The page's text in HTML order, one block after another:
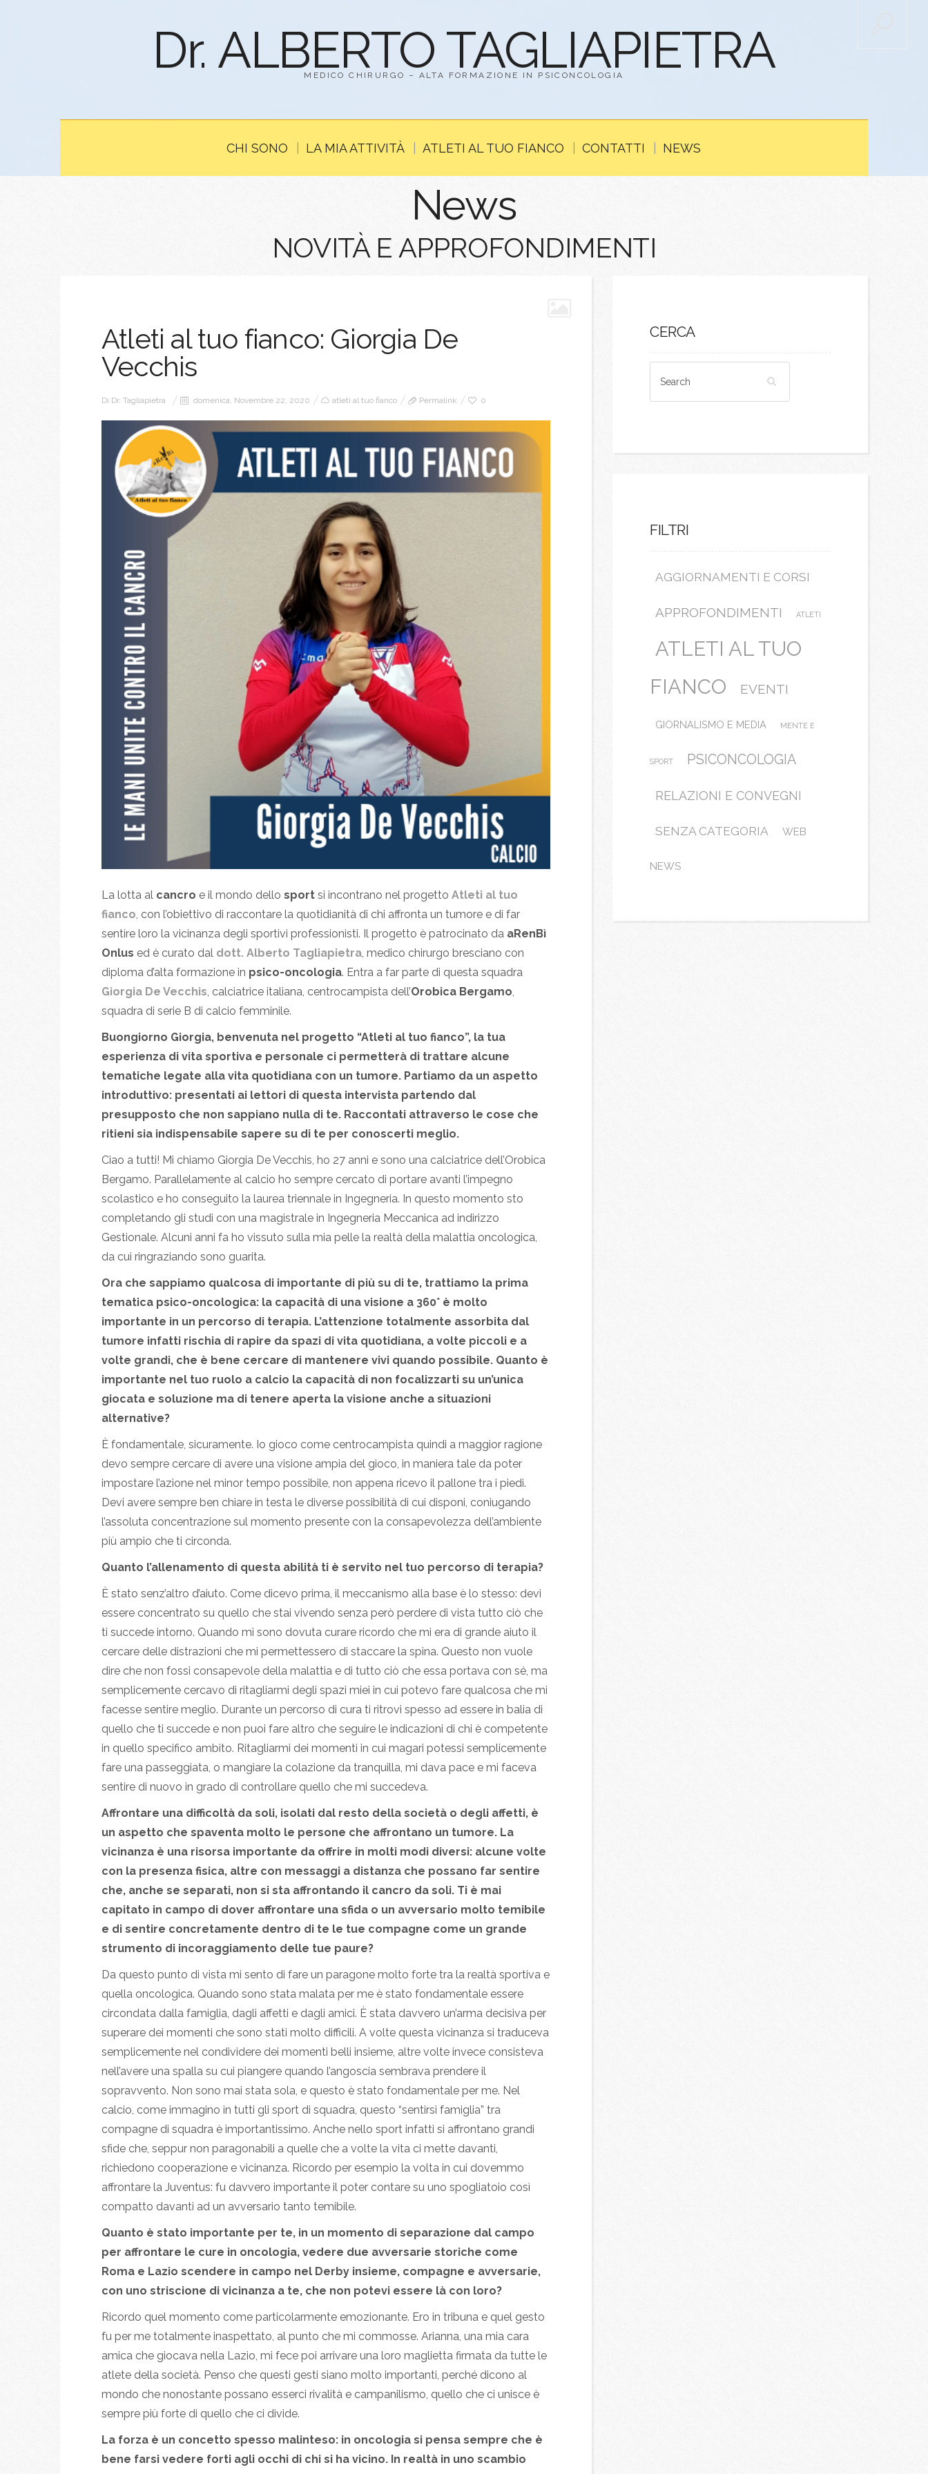
Dr. ALBERTO TAGLIAPIETRA
MEDICO CHIRURGO – ALTA FORMAZIONE IN PSICONCOLOGIA
CHI SONO LA MIA ATTIVITÀ ATLETI AL TUO FIANCO CONTATTI NEWS
News
NOVITÀ E APPROFONDIMENTI
Atleti al tuo fianco: Giorgia De
Vecchis
Di Dr. Tagliapietra domenica, Novembre 22, 2020 atleti al tuo fianco Permalink 0
La lotta al cancro e il mondo dello sport si incontrano nel progetto Atleti al tuo
fianco, con l’obiettivo di raccontare la quotidianità di chi affronta un tumore e di far
sentire loro la vicinanza degli sportivi professionisti. Il progetto è patrocinato da aRenBì
Onlus ed è curato dal dott. Alberto Tagliapietra, medico chirurgo bresciano con
diploma d’alta formazione in psico-oncologia. Entra a far parte di questa squadra
Giorgia De Vecchis, calciatrice italiana, centrocampista dell’Orobica Bergamo,
squadra di serie B di calcio femminile.
Buongiorno Giorgia, benvenuta nel progetto “Atleti al tuo fianco”, la tua
esperienza di vita sportiva e personale ci permetterà di trattare alcune
tematiche legate alla vita quotidiana con un tumore. Partiamo da un aspetto
introduttivo: presentati ai lettori di questa intervista partendo dal
presupposto che non sappiano nulla di te. Raccontati attraverso le cose che
ritieni sia indispensabile sapere su di te per conoscerti meglio.
Ciao a tutti! Mi chiamo Giorgia De Vecchis, ho 27 anni e sono una calciatrice dell’Orobica
Bergamo. Parallelamente al calcio ho sempre cercato di portare avanti l’impegno
scolastico e ho conseguito la laurea triennale in Ingegneria. In questo momento sto
completando gli studi con una magistrale in Ingegneria Meccanica ad indirizzo
Gestionale. Alcuni anni fa ho vissuto sulla mia pelle la realtà della malattia oncologica,
da cui ringraziando sono guarita.
Ora che sappiamo qualcosa di importante di più su di te, trattiamo la prima
tematica psico-oncologica: la capacità di una visione a 360° è molto
importante in un percorso di terapia. L’attenzione totalmente assorbita dal
tumore infatti rischia di rapire da spazi di vita quotidiana, a volte piccoli e a
volte grandi, che è bene cercare di mantenere vivi quando possibile. Quanto è
importante nel tuo ruolo a calcio la capacità di non focalizzarti su un’unica
giocata e soluzione ma di tenere aperta la visione anche a situazioni
alternative?
È fondamentale, sicuramente. Io gioco come centrocampista quindi a maggior ragione
devo sempre cercare di avere una visione ampia del gioco, in maniera tale da poter
impostare l’azione nel minor tempo possibile, non appena ricevo il pallone tra i piedi.
Devi avere sempre ben chiare in testa le diverse possibilità di cui disponi, coniugando
l’assoluta concentrazione sul momento presente con la consapevolezza dell’ambiente
più ampio che ti circonda.
Quanto l’allenamento di questa abilità ti è servito nel tuo percorso di terapia?
È stato senz’altro d’aiuto. Come dicevo prima, il meccanismo alla base è lo stesso: devi
essere concentrato su quello che stai vivendo senza però perdere di vista tutto ciò che
ti succede intorno. Quando mi sono dovuta curare ricordo che mi era di grande aiuto il
cercare delle distrazioni che mi permettessero di staccare la spina. Questo non vuole
dire che non fossi consapevole della malattia e di tutto ciò che essa portava con sé, ma
semplicemente cercavo di ritagliarmi degli spazi miei in cui potevo fare qualcosa che mi
facesse sentire meglio. Durante un percorso di cura ti ritrovi spesso ad essere in balia di
quello che ti succede e non puoi fare altro che seguire le indicazioni di chi è competente
in quello specifico ambito. Ritagliarmi dei momenti in cui magari potessi semplicemente
fare una passeggiata, o mangiare la colazione da tranquilla, mi dava pace e mi faceva
sentire di nuovo in grado di controllare quello che mi succedeva.
Affrontare una difficoltà da soli, isolati dal resto della società o degli affetti, è
un aspetto che spaventa molto le persone che affrontano un tumore. La
vicinanza è una risorsa importante da offrire in molti modi diversi: alcune volte
con la presenza fisica, altre con messaggi a distanza che possano far sentire
che, anche se separati, non si sta affrontando il cancro da soli. Ti è mai
capitato in campo di dover affrontare una sfida o un avversario molto temibile
e di sentire concretamente dentro di te le tue compagne come un grande
strumento di incoraggiamento delle tue paure?
Da questo punto di vista mi sento di fare un paragone molto forte tra la realtà sportiva e
quella oncologica. Quando sono stata malata per me è stato fondamentale essere
circondata dalla famiglia, dagli affetti e dagli amici. È stata davvero un’arma decisiva per
superare dei momenti che sono stati molto difficili. A volte questa vicinanza si traduceva
semplicemente nel condividere dei momenti belli insieme, altre volte invece consisteva
nell’avere una spalla su cui piangere quando l’angoscia sembrava prendere il
sopravvento. Non sono mai stata sola, e questo è stato fondamentale per me. Nel
calcio, come immagino in tutti gli sport di squadra, questo “sentirsi famiglia” tra
compagne di squadra è importantissimo. Anche nello sport infatti si affrontano grandi
sfide che, seppur non paragonabili a quelle che a volte la vita ci mette davanti,
richiedono cooperazione e vicinanza. Ricordo per esempio la volta in cui dovemmo
affrontare la Juventus: fu davvero importante il poter contare su uno spogliatoio così
compatto davanti ad un avversario tanto temibile.
Quanto è stato importante per te, in un momento di separazione dal campo
per affrontare le cure in oncologia, vedere due avversarie storiche come
Roma e Lazio scendere in campo nel Derby insieme, compagne e avversarie,
con uno striscione di vicinanza a te, che non potevi essere là con loro?
Ricordo quel momento come particolarmente emozionante. Ero in tribuna e quel gesto
fu per me totalmente inaspettato, al punto che mi commosse. Arianna, una mia cara
amica che giocava nella Lazio, mi fece poi arrivare una loro maglietta firmata da tutte le
atlete della società. Penso che questi gesti siano molto importanti, perché dicono al
mondo che nonostante possano esserci rivalità e campanilismo, quello che ci unisce è
sempre più forte di quello che ci divide.
La forza è un concetto spesso malinteso: in oncologia si pensa sempre che è
bene farsi vedere forti agli occhi di chi si ha vicino. In realtà in uno scambio
CERCA
FILTRI
AGGIORNAMENTI E CORSI
APPROFONDIMENTI ATLETI
ATLETI AL TUO
FIANCO
EVENTI
GIORNALISMO E MEDIA MENTE E
SPORT PSICONCOLOGIA
RELAZIONI E CONVEGNI
SENZA CATEGORIA WEB
NEWS